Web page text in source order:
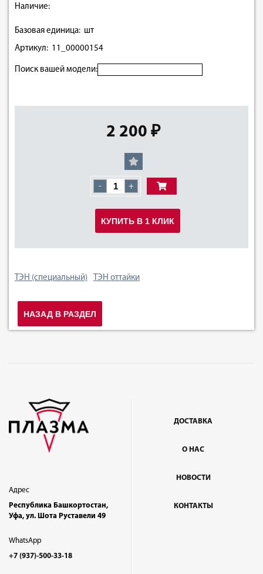
Наличие:
Базовая единица: шт
Артикул: 11_00000154
Поиск вашей модели:
2 200 ₽
- +
КУПИТЬ В 1 КЛИК
ТЭН (специальный) ТЭН оттайки
НАЗАД В РАЗДЕЛ
Адрес
Республика Башкортостан,
Уфа, ул. Шота Руставели 49
WhatsApp
+7 (937)-500-33-18
ДОСТАВКА
О НАС
НОВОСТИ
КОНТАКТЫ